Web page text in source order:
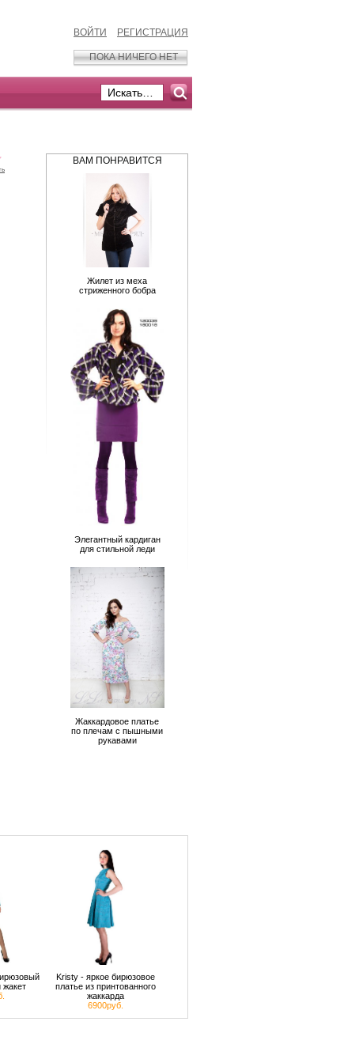
ВОЙТИ РЕГИСТРАЦИЯ
ПОКА НИЧЕГО НЕТ
ВАМ ПОНРАВИТСЯ
Жилет из меха
стриженного бобра
Элегантный кардиган
для стильной леди
Жаккардовое платье
по плечам с пышными
рукавами
жакет
Kristy - яркое бирюзовое
платье из принтованного
жаккарда
6900руб.